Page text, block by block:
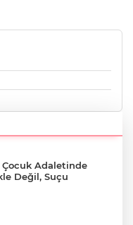
Çocuk Adaletinde
Değil, Suçu